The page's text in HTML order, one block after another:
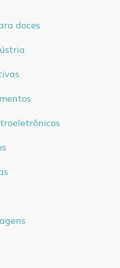
doces